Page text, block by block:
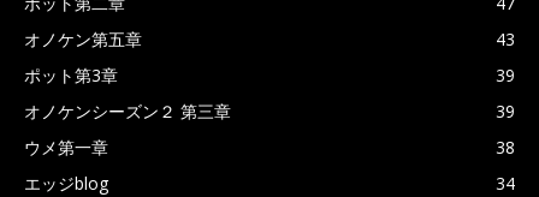
オノケン第五章
43
ポット第3章
39
オノケンシーズン２ 第三章
39
ウメ第一章
38
エッジblog
34